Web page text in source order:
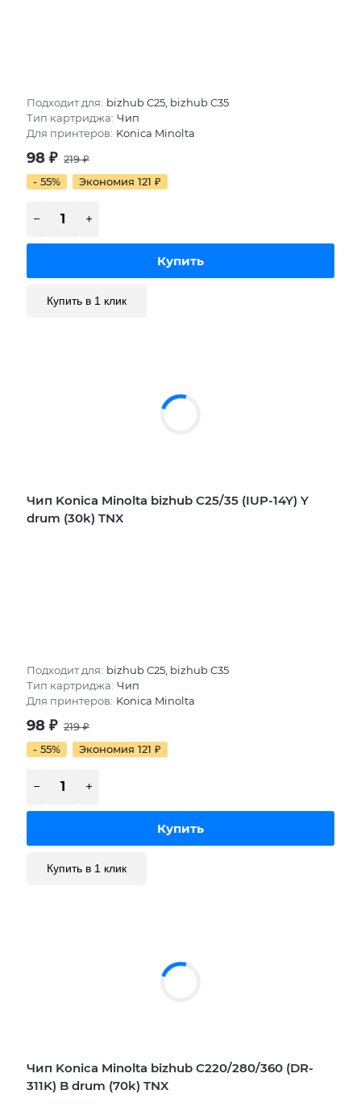
Подходит для: bizhub C25, bizhub C35
Тип картриджа: Чип
Для принтеров: Konica Minolta
98 ₽ 219₽
- 55%
Экономия 121 ₽
Купить в 1 клик
Чип Konica Minolta bizhub C25/35 (IUP-14Y) Y
drum (30k) TNX
Подходит для: bizhub C25, bizhub C35
Тип картриджа: Чип
Для принтеров: Konica Minolta
98 ₽ 219₽
- 55%
Экономия 121 ₽
Купить в 1 клик
Чип Konica Minolta bizhub C220/280/360 (DR-
311K) B drum (70k) TNX